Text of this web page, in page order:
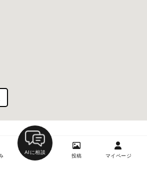
AIに相談
投稿 マイページ